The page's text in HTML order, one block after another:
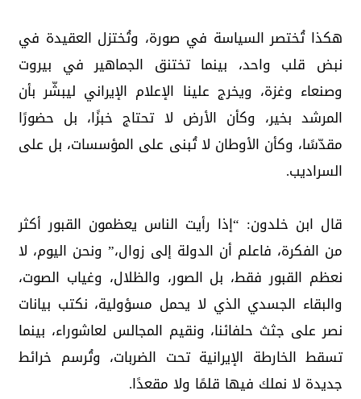
هكذا تُختصر السياسة في صورة، وتُختزل العقيدة في
نبض قلب واحد، بينما تختنق الجماهير في بيروت
وصنعاء وغزة، ويخرج علينا الإعلام الإيراني ليبشّر بأن
المرشد بخير، وكأن الأرض لا تحتاج خبزًا، بل حضورًا
مقدّسًا، وكأن الأوطان لا تُبنى على المؤسسات، بل على
السراديب.
قال ابن خلدون: “إذا رأيت الناس يعظمون القبور أكثر
من الفكرة، فاعلم أن الدولة إلى زوال،” ونحن اليوم، لا
نعظم القبور فقط، بل الصور، والظلال، وغياب الصوت،
والبقاء الجسدي الذي لا يحمل مسؤولية، نكتب بيانات
نصر على جثث حلفائنا، ونقيم المجالس لعاشوراء، بينما
تسقط الخارطة الإيرانية تحت الضربات، وتُرسم خرائط
جديدة لا نملك فيها قلمًا ولا مقعدًا.